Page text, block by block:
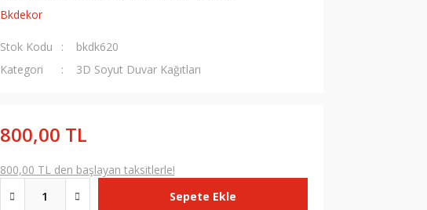
Bkdekor
Stok Kodu
bkdk620
Kategori
3D Soyut Duvar Kağıtları
800,00 TL
800,00 TL den başlayan taksitlerle!
Sepete Ekle